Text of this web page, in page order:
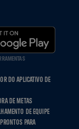
DO APLICATIVO DE
DE METAS
DE EQUIPE
PARA